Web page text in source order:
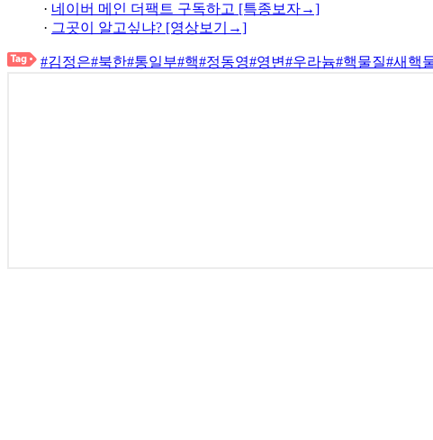
· 네이버 메인 더팩트 구독하고 [특종보자→]
· 그곳이 알고싶냐? [영상보기→]
#김정은#북한#통일부#핵#정동영#영변#우라늄#핵물질#새핵